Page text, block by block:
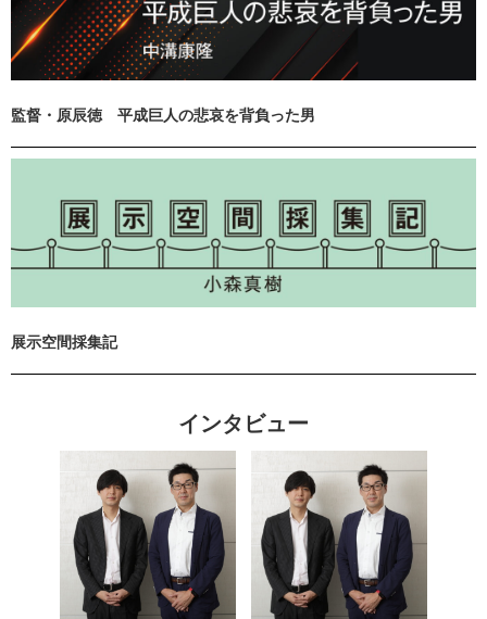
監督・原辰徳 平成巨人の悲哀を背負った男
展示空間採集記
インタビュー